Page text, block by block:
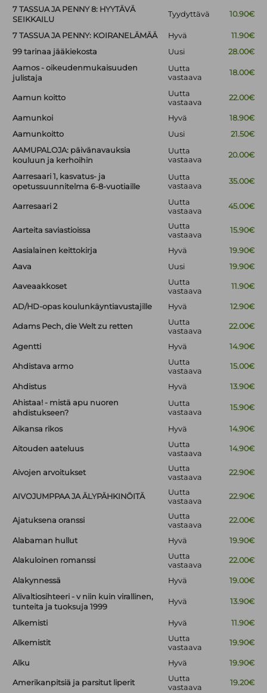
7 TASSUA JA PENNY 8: HYYTÄVÄ
SEIKKAILU
Tyydyttävä 10.90€
7 TASSUA JA PENNY: KOIRANELÄMÄÄ Hyvä
11.90€
99 tarinaa jääkiekosta
Uusi
28.00€
Aamos - oikeudenmukaisuuden
julistaja
Uutta
vastaava
18.00€
Aamun koitto
Uutta
vastaava
22.00€
Aamunkoi Hyvä
18.90€
Aamunkoitto
Uusi
21.50€
AAMUPALOJA: päivänavauksia
kouluun ja kerhoihin
Uutta
vastaava
20.00€
Aarresaari 1, kasvatus- ja
opetussuunnitelma 6-8-vuotiaille
Uutta
vastaava
35.00€
Aarresaari 2
Uutta
vastaava
45.00€
Aarteita saviastioissa
Uutta
vastaava
15.90€
Aasialainen keittokirja Hyvä
19.90€
Aava
Uusi 19.90€
Aaveaakkoset
Uutta
vastaava
11.90€
AD/HD-opas koulunkäyntiavustajille Hyvä 12.90€
Adams Pech, die Welt zu retten
Uutta
vastaava
22.00€
Agentti Hyvä 14.90€
Ahdistava armo
Uutta
vastaava
15.00€
Ahdistus Hyvä
13.90€
Ahistaa! - mistä apu nuoren
ahdistukseen?
Uutta
vastaava
15.90€
Aikansa rikos Hyvä 14.90€
Aitouden aateluus
Uutta
vastaava
14.90€
Aivojen arvoitukset
Uutta
vastaava
22.90€
AIVOJUMPPAA JA ÄLYPÄHKINÖITÄ
Uutta
vastaava
22.90€
Ajatuksena oranssi
Uutta
vastaava
22.00€
Alabaman hullut Hyvä 19.90€
Alakuloinen romanssi
Uutta
vastaava
22.00€
Alakynnessä Hyvä
19.00€
Alivaltiosihteeri - v niin kuin virallinen,
tunteita ja tuoksuja 1999
Hyvä 13.90€
Alkemisti Hyvä 11.90€
Alkemistit
Uutta
vastaava
19.90€
Alku Hyvä 19.90€
Amerikanpitsiä ja parsitut liperit
Uutta
vastaava
19.20€